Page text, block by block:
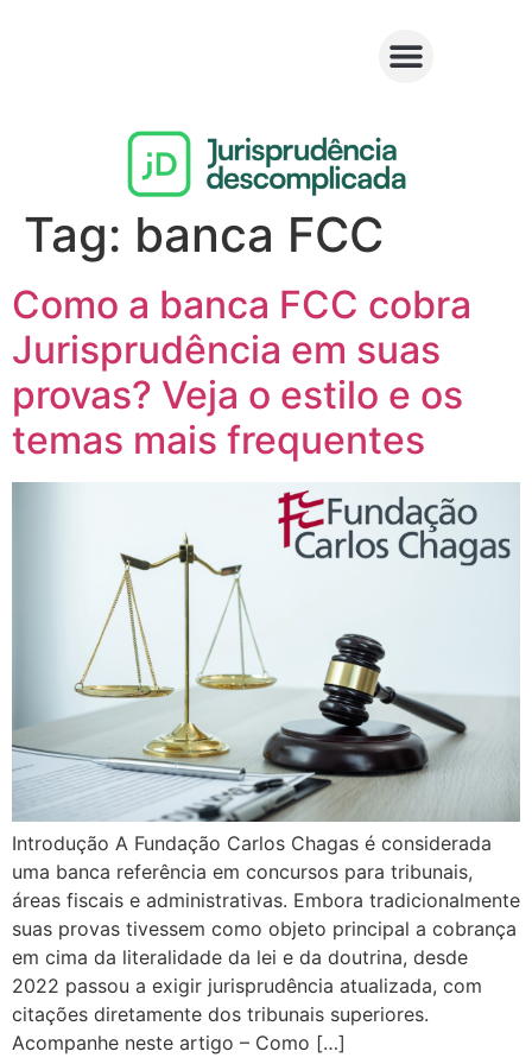
Tag: banca FCC
Como a banca FCC cobra
Jurisprudência em suas
provas? Veja o estilo e os
temas mais frequentes
Introdução A Fundação Carlos Chagas é considerada
uma banca referência em concursos para tribunais,
áreas fiscais e administrativas. Embora tradicionalmente
suas provas tivessem como objeto principal a cobrança
em cima da literalidade da lei e da doutrina, desde
2022 passou a exigir jurisprudência atualizada, com
citações diretamente dos tribunais superiores.
Acompanhe neste artigo – Como […]